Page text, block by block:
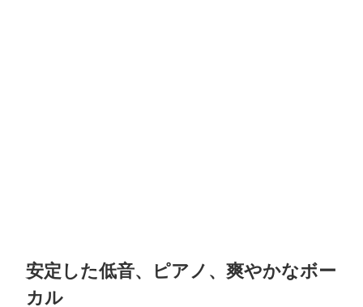
安定した低音、ピアノ、爽やかなボー
カル